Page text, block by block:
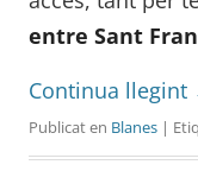
entre Sant
Continua llegint
Publicat en Blanes |